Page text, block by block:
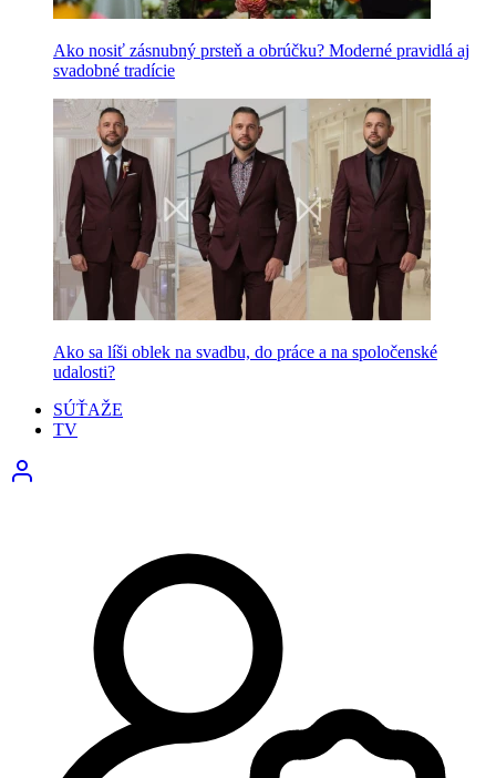
Ako nosiť zásnubný prsteň a obrúčku? Moderné pravidlá aj
svadobné tradície
Ako sa líši oblek na svadbu, do práce a na spoločenské
udalosti?
SÚŤAŽE
TV